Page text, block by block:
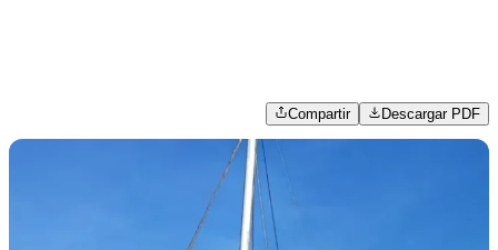
Compartir Descargar PDF